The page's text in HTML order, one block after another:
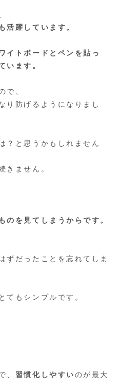
活躍しています。
イトボードとペンを貼っ
います。
で、
り防げるようになりまし
？と思うかもしれません
きません。
のを見てしまうからです。
ずだったことを忘れてしま
てもシンプルです。
、 習慣化しやすいのが最大